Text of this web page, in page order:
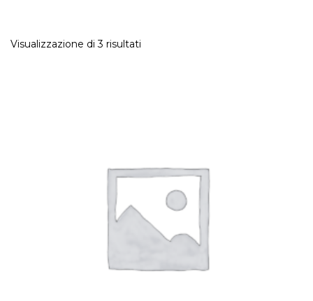
Visualizzazione di 3 risultati